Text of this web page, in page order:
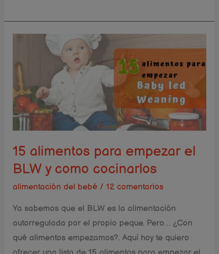
15 alimentos para empezar el
BLW y como cocinarlos
alimentación del bebé /12 comentarios
Ya sabemos que el BLW es la alimentación
autorregulada por el propio peque. Pero… ¿Con
qué alimentos empezamos?. Aquí hoy te quiero
para
empezar
el
BLW
y
como
cocinarlos